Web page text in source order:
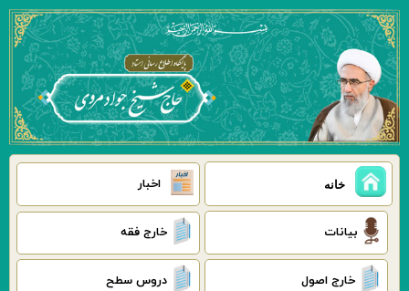
پرش
محتوا
خانه اخبار
بیانات خارج فقه
خارج اصول دروس سطح